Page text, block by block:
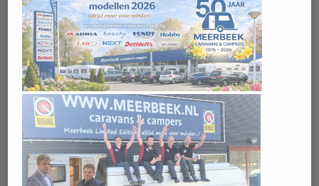
Fendt Apero 465 SFB
2026 NIEUWSTE MODEL !